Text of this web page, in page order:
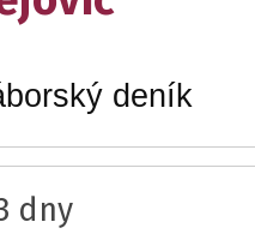
deník
dny